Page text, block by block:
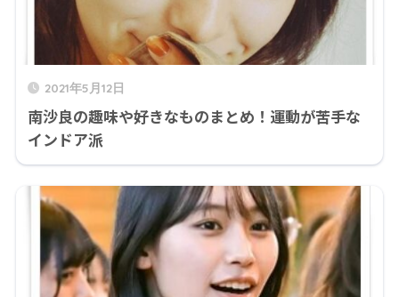
2021年5月12日
南沙良の趣味や好きなものまとめ！運動が苦手な
インドア派